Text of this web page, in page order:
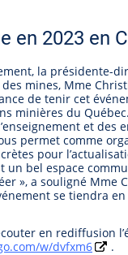
en 2023 en
la présidente-
mines, Mme
de tenir cet
minières du
et des
permet comme
pour
un bel espace
», a souligné Mme
se tiendra
en rediffusion
w/dvfxm6
.